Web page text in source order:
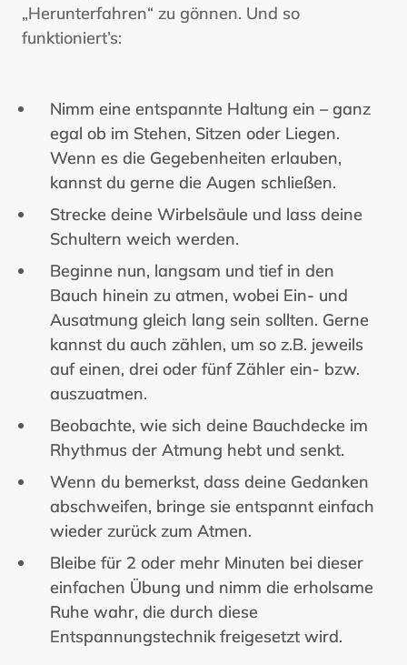
„Herunterfahren“ zu gönnen. Und so
funktioniert’s:
Nimm eine entspannte Haltung ein – ganz
egal ob im Stehen, Sitzen oder Liegen.
Wenn es die Gegebenheiten erlauben,
kannst du gerne die Augen schließen.
Strecke deine Wirbelsäule und lass deine
Schultern weich werden.
Beginne nun, langsam und tief in den
Bauch hinein zu atmen, wobei Ein- und
Ausatmung gleich lang sein sollten. Gerne
kannst du auch zählen, um so z.B. jeweils
auf einen, drei oder fünf Zähler ein- bzw.
auszuatmen.
Beobachte, wie sich deine Bauchdecke im
Rhythmus der Atmung hebt und senkt.
Wenn du bemerkst, dass deine Gedanken
abschweifen, bringe sie entspannt einfach
wieder zurück zum Atmen.
Bleibe für 2 oder mehr Minuten bei dieser
einfachen Übung und nimm die erholsame
Ruhe wahr, die durch diese
Entspannungstechnik freigesetzt wird.